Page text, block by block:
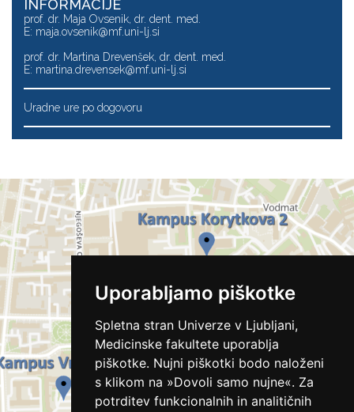
Uporabljamo piškotke
Spletna stran Univerze v Ljubljani,
Medicinske fakultete uporablja
piškotke. Nujni piškotki bodo naloženi
s klikom na »Dovoli samo nujne«. Za
potrditev funkcionalnih in analitičnih
INFORMACIJE
prof. dr. Maja Ovsenik, dr. dent. med.
E: maja.ovsenik@mf.uni-lj.si
prof. dr. Martina Drevenšek, dr. dent. med.
E: martina.drevensek@mf.uni-lj.si
Uradne ure po dogovoru